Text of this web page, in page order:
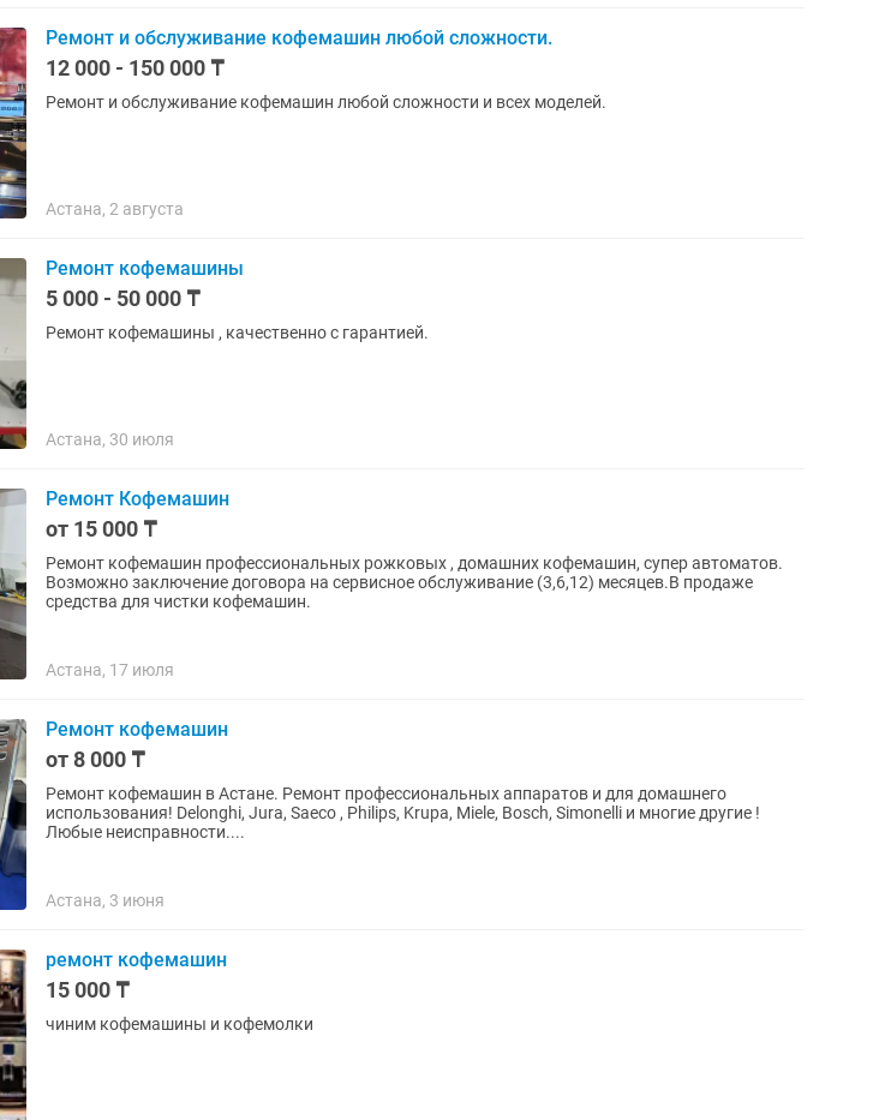
Ремонт и обслуживание кофемашин любой сложности.
12 000 - 150 000 ₸
Ремонт и обслуживание кофемашин любой сложности и всех моделей.
Астана, 2 августа
Ремонт кофемашины
5 000 - 50 000 ₸
Ремонт кофемашины , качественно с гарантией.
Астана, 30 июля
Ремонт Кофемашин
от 15 000 ₸
Ремонт кофемашин профессиональных рожковых , домашних кофемашин, супер автоматов.
Возможно заключение договора на сервисное обслуживание (3,6,12) месяцев.В продаже
средства для чистки кофемашин.
Астана, 17 июля
Ремонт кофемашин
от 8 000 ₸
Ремонт кофемашин в Астане. Ремонт профессиональных аппаратов и для домашнего
использования! Delonghi, Jura, Saeco , Philips, Krupa, Miele, Bosch, Simonelli и многие другие !
Любые неисправности....
Астана, 3 июня
ремонт кофемашин
15 000 ₸
чиним кофемашины и кофемолки